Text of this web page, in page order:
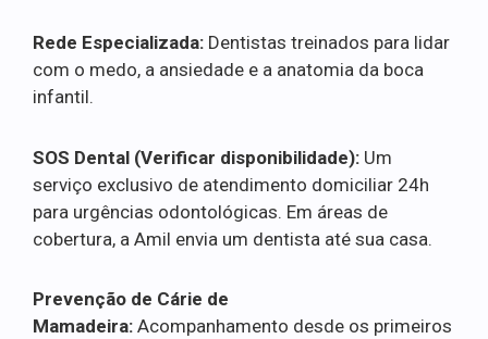
Rede Especializada: Dentistas treinados para lidar
com o medo, a ansiedade e a anatomia da boca
infantil.
SOS Dental (Verificar disponibilidade): Um
serviço exclusivo de atendimento domiciliar 24h
para urgências odontológicas. Em áreas de
cobertura, a Amil envia um dentista até sua casa.
Prevenção de Cárie de
Mamadeira: Acompanhamento desde os primeiros